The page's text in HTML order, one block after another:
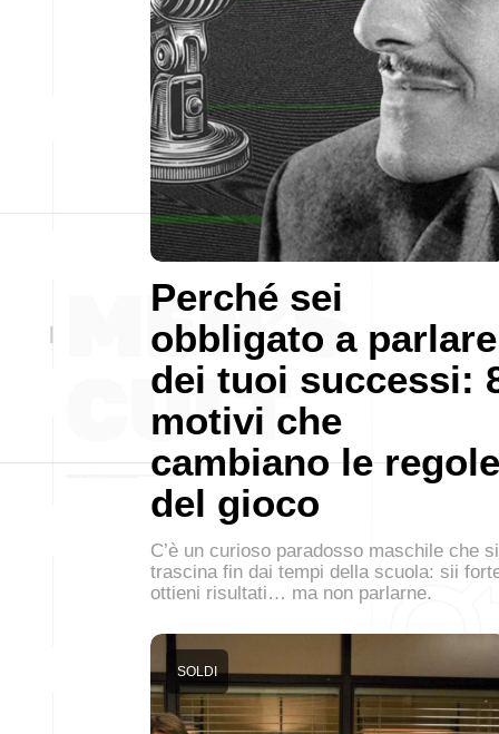
Perché sei
obbligato a parlare
dei tuoi successi:
motivi che
cambiano le regole
del gioco
C’è un curioso paradosso maschile che si
trascina fin dai tempi della scuola: sii
ottieni risultati… ma non parlarne.
SOLDI